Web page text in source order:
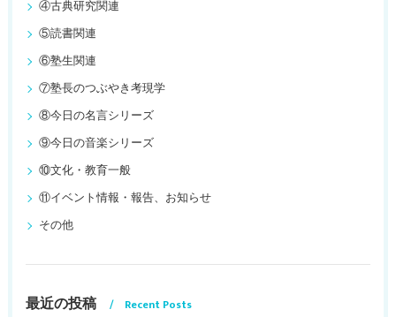
④古典研究関連
⑤読書関連
⑥塾生関連
⑦塾長のつぶやき考現学
⑧今日の名言シリーズ
⑨今日の音楽シリーズ
⑩文化・教育一般
⑪イベント情報・報告、お知らせ
その他
最近の投稿 Recent Posts